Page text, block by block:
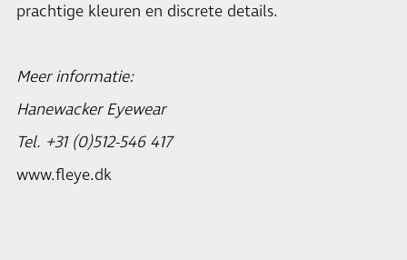
prachtige kleuren en discrete details.
Meer informatie:
Hanewacker Eyewear
Tel. +31 (0)512-546 417
www.fleye.dk